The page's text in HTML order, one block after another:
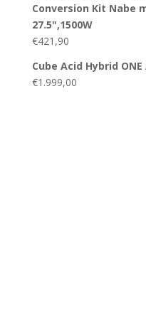
Conversion Kit Nabe
27.5",1500W
€421,90
Cube Acid Hybrid
€1.999,00